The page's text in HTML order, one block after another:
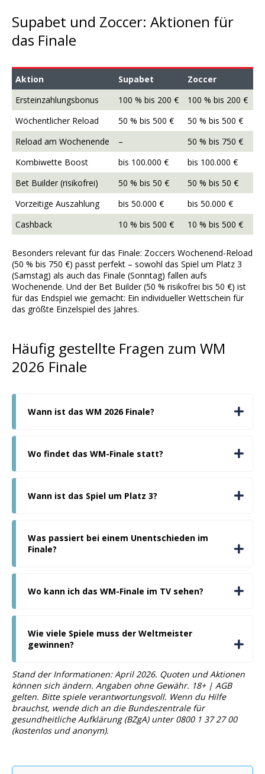
Supabet und Zoccer: Aktionen für
das Finale
Aktion Supabet
Zoccer
Ersteinzahlungsbonus
100 % bis 200 €
100 % bis 200 €
Wöchentlicher Reload
50 % bis 500 €
50 % bis 500 €
Reload am Wochenende
–
50 % bis 750 €
Kombiwette Boost
bis 100.000 €
bis 100.000 €
Bet Builder (risikofrei)
50 % bis 50 €
50 % bis 50 €
Vorzeitige Auszahlung
bis 50.000 €
bis 50.000 €
Cashback
10 % bis 500 € 10 % bis 500 €
Besonders relevant für das Finale: Zoccers Wochenend-Reload
(50 % bis 750 €) passt perfekt – sowohl das Spiel um Platz 3
(Samstag) als auch das Finale (Sonntag) fallen aufs
Wochenende. Und der Bet Builder (50 % risikofrei bis 50 €) ist
für das Endspiel wie gemacht: Ein individueller Wettschein für
das größte Einzelspiel des Jahres.
Häufig gestellte Fragen zum WM
2026 Finale
Wann ist das WM 2026 Finale?
Wo findet das WM-Finale statt?
Wann ist das Spiel um Platz 3?
Was passiert bei einem Unentschieden im
Finale?
Wo kann ich das WM-Finale im TV sehen?
Wie viele Spiele muss der Weltmeister
gewinnen?
Stand der Informationen: April 2026. Quoten und Aktionen
können sich ändern. Angaben ohne Gewähr. 18+ | AGB
gelten. Bitte spiele verantwortungsvoll. Wenn du Hilfe
brauchst, wende dich an die Bundeszentrale für
gesundheitliche Aufklärung (BZgA) unter 0800 1 37 27 00
(kostenlos und anonym).